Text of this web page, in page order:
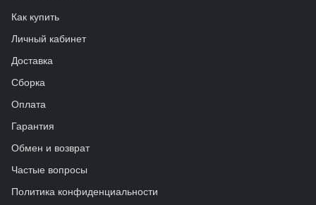
Как купить
Личный кабинет
Доставка
Сборка
Оплата
Гарантия
Обмен и возврат
Частые вопросы
Политика конфиденциальности